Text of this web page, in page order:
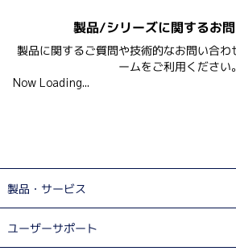
製品/シリーズに関するお
製品に関するご質問や技術的なお問い合わ
ームをご利用ください。
Now Loading...
製品・サービス
ユーザーサポート